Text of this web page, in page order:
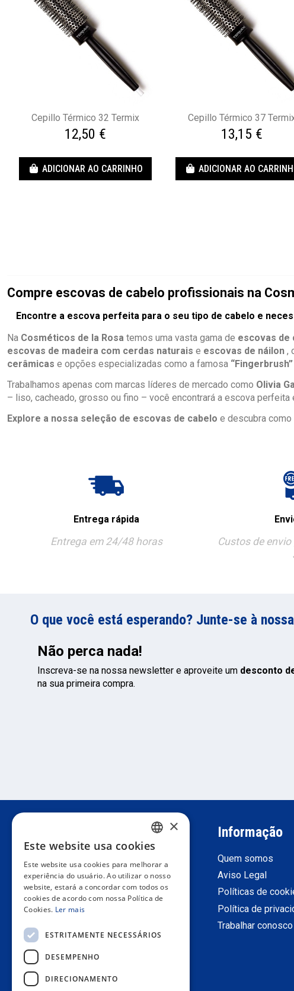
Cepillo Térmico 32 Termix
12,50 €
ADICIONAR AO CARRINHO
Cepillo Térmico 37
13,15 €
ADICIONAR AO
Compre escovas de cabelo profissionais na
Encontre a escova perfeita para o seu tipo de cabelo e
Na Cosméticos de la Rosa temos uma vasta gama de escovas de
escovas de madeira com cerdas naturais e escovas de náilon ,
cerâmicas e opções especializadas como a famosa “Fingerbrush”
Trabalhamos apenas com marcas líderes de mercado como Olivia
– liso, cacheado, grosso ou fino – você encontrará a escova perfeita
Explore a nossa seleção de escovas de cabelo e descubra
Entrega rápida
Entrega em 24/48 horas
Custos de
O que você está esperando? Junte-se à
Não perca nada!
Inscreva-se na nossa newsletter e aproveite um desconto
na sua primeira compra.
retorna
Condições gerais de venda
Contate-Nos
Informação
Quem somos
Aviso Legal
Políticas de
Política de
Trabalhar conosco
SPANISH
ENGLISH
FRENCH
×
Este website usa cookies
Este website usa cookies para melhorar a
experiência do usuário. Ao utilizar o nosso
website, estará a concordar com todos os
cookies de acordo com nossa Política de
Cookies. Ler mais
ESTRITAMENTE NECESSÁRIOS
DESEMPENHO
DIRECIONAMENTO